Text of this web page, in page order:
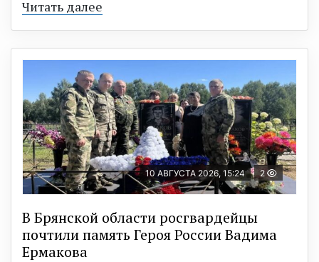
Читать далее
10 АВГУСТА 2026, 15:24 2
В Брянской области росгвардейцы
почтили память Героя России Вадима
Ермакова